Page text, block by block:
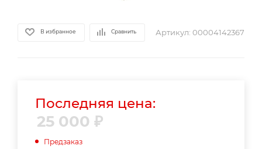
В избранное Сравнить Артикул: 00004142367
Последняя цена:
25 000 ₽
Предзаказ